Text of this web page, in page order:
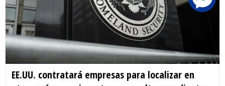
EE.UU. contratará empresas para localizar en